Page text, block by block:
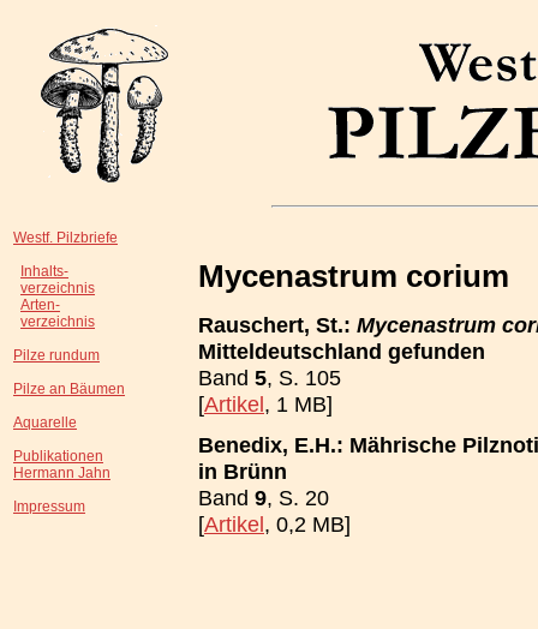
Westf. Pilzbriefe
Inhalts-
verzeichnis
Arten-
verzeichnis
Pilze rundum
Pilze an Bäumen
Aquarelle
Publikationen
Hermann Jahn
Impressum
Mycenastrum corium
Rauschert, St.: Mycenastrum
Mitteldeutschland gefunden
Band 5, S. 105
[Artikel, 1 MB]
Benedix, E.H.: Mährische
in Brünn
Band 9, S. 20
[Artikel, 0,2 MB]